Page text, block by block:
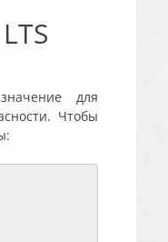
для
Чтобы